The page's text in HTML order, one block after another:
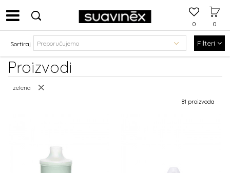
0
0
Proizvodi
Sortiraj Filteri
zelena
81 proizvoda